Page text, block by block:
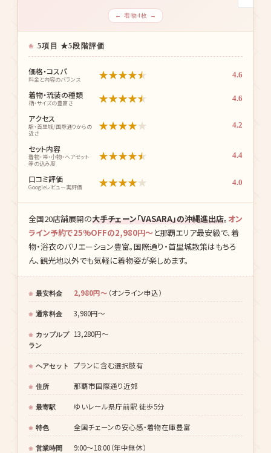
← 着物4枚 →
5項目 ★5段階評価
価格・コスパ
料金と内容のバランス ★★★★★ 4.6
着物・琉装の種類
柄・サイズの豊富さ ★★★★★ 4.6
アクセス
駅・首里城/国際通りからの
近さ
★★★★★ 4.2
セット内容
着物・帯・小物・ヘアセット
等の込み度
★★★★★ 4.4
口コミ評価
Googleレビュー実評価 ★★★★★ 4.0
全国20店舗展開の大手チェーン「VASARA」の沖縄進出店。 オン
ライン予約で25%OFFの2,980円〜と那覇エリア最安級で、着
物・浴衣のバリエーション豊富。国際通り・首里城散策はもちろ
ん、観光地以外でも気軽に着物姿が楽しめます。
最安料金 2,980円〜 （オンライン申込）
通常料金 3,980円〜
カップルプ
ラン
13,280円〜
ヘアセット プランに含む選択肢有
住所 那覇市国際通り近郊
最寄駅 ゆいレール県庁前駅 徒歩5分
特色 全国チェーンの安心感・着物在庫豊富
営業時間 9:00〜18:00（年中無休）